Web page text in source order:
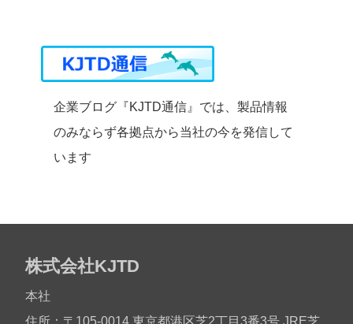
企業ブログ『KJTD通信』では、製品情報
のみならず各拠点から当社の今を発信して
います
株式会社KJTD
本社
住所：〒105-0014 東京都港区芝2丁目3番3号 JRE芝